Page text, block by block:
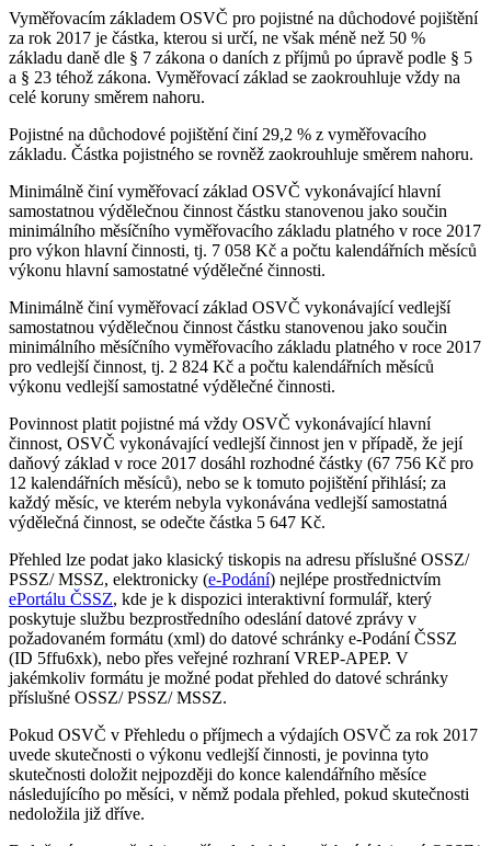
Vyměřovacím základem OSVČ pro pojistné na důchodové pojištění
za rok 2017 je částka, kterou si určí, ne však méně než 50 %
základu daně dle § 7 zákona o daních z příjmů po úpravě podle § 5
a § 23 téhož zákona. Vyměřovací základ se zaokrouhluje vždy na
celé koruny směrem nahoru.
Pojistné na důchodové pojištění činí 29,2 % z vyměřovacího
základu. Částka pojistného se rovněž zaokrouhluje směrem nahoru.
Minimálně činí vyměřovací základ OSVČ vykonávající hlavní
samostatnou výdělečnou činnost částku stanovenou jako součin
minimálního měsíčního vyměřovacího základu platného v roce 2017
pro výkon hlavní činnosti, tj. 7 058 Kč a počtu kalendářních měsíců
výkonu hlavní samostatné výdělečné činnosti.
Minimálně činí vyměřovací základ OSVČ vykonávající vedlejší
samostatnou výdělečnou činnost částku stanovenou jako součin
minimálního měsíčního vyměřovacího základu platného v roce 2017
pro vedlejší činnost, tj. 2 824 Kč a počtu kalendářních měsíců
výkonu vedlejší samostatné výdělečné činnosti.
Povinnost platit pojistné má vždy OSVČ vykonávající hlavní
činnost, OSVČ vykonávající vedlejší činnost jen v případě, že její
daňový základ v roce 2017 dosáhl rozhodné částky (67 756 Kč pro
12 kalendářních měsíců), nebo se k tomuto pojištění přihlásí; za
každý měsíc, ve kterém nebyla vykonávána vedlejší samostatná
výdělečná činnost, se odečte částka 5 647 Kč.
Přehled lze podat jako klasický tiskopis na adresu příslušné OSSZ/
PSSZ/ MSSZ, elektronicky (e-Podání) nejlépe prostřednictvím
ePortálu ČSSZ, kde je k dispozici interaktivní formulář, který
poskytuje službu bezprostředního odeslání datové zprávy v
požadovaném formátu (xml) do datové schránky e-Podání ČSSZ
(ID 5ffu6xk), nebo přes veřejné rozhraní VREP-APEP. V
jakémkoliv formátu je možné podat přehled do datové schránky
příslušné OSSZ/ PSSZ/ MSSZ.
Pokud OSVČ v Přehledu o příjmech a výdajích OSVČ za rok 2017
uvede skutečnosti o výkonu vedlejší činnosti, je povinna tyto
skutečnosti doložit nejpozději do konce kalendářního měsíce
následujícího po měsíci, v němž podala přehled, pokud skutečnosti
nedoložila již dříve.